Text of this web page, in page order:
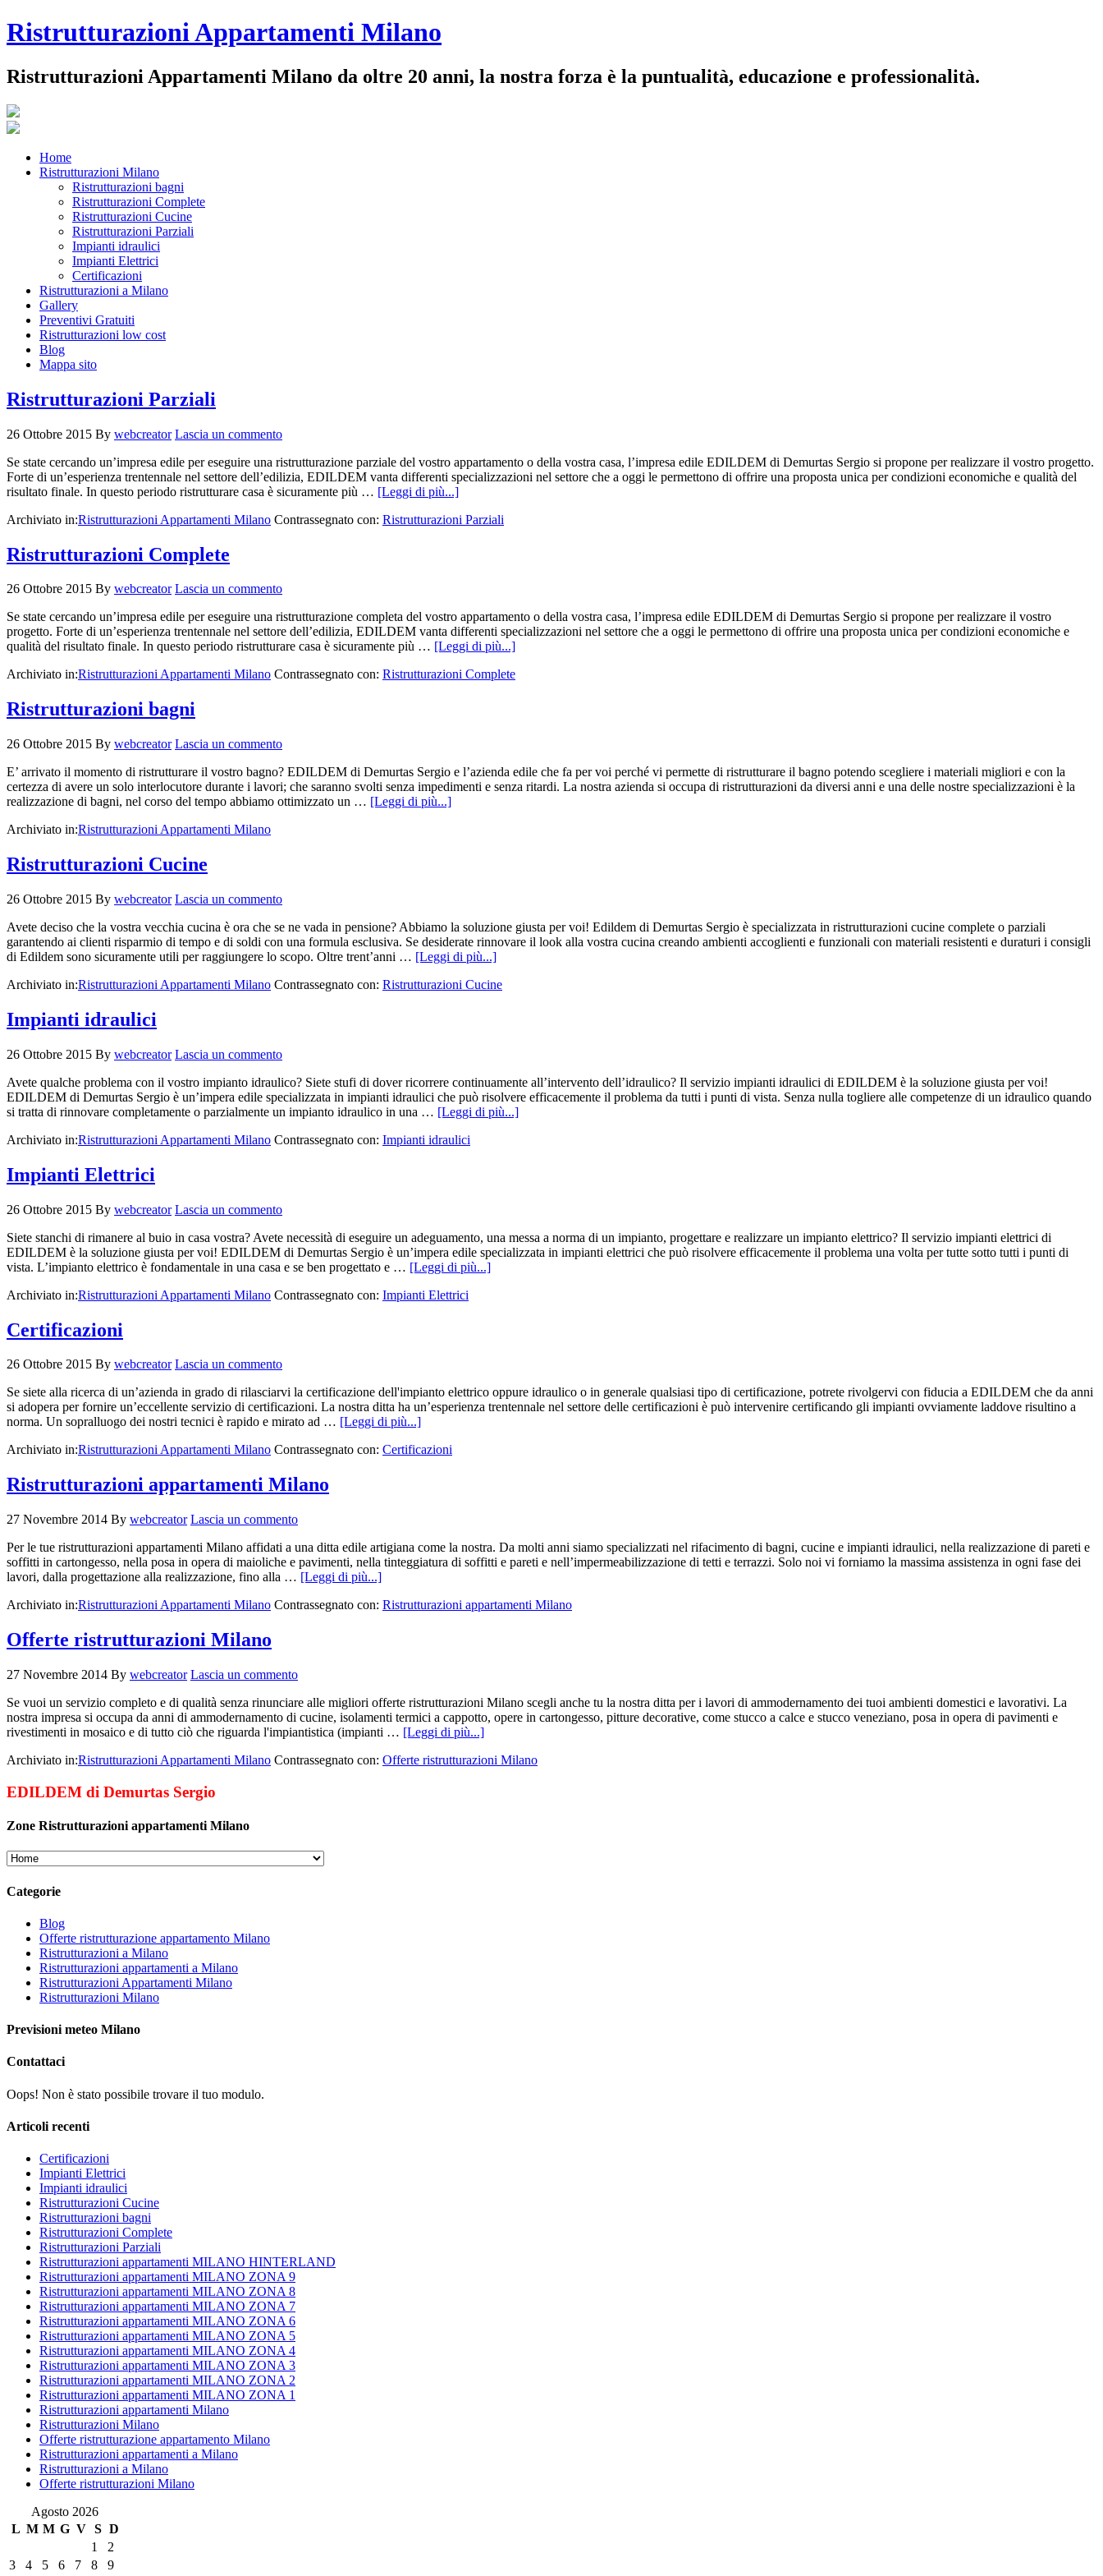
Ristrutturazioni Appartamenti Milano
Ristrutturazioni Appartamenti Milano da oltre 20 anni, la nostra forza è la puntualità, educazione e professionalità.
Home
Ristrutturazioni Milano
Ristrutturazioni bagni
Ristrutturazioni Complete
Ristrutturazioni Cucine
Ristrutturazioni Parziali
Impianti idraulici
Impianti Elettrici
Certificazioni
Ristrutturazioni a Milano
Gallery
Preventivi Gratuiti
Ristrutturazioni low cost
Blog
Mappa sito
Ristrutturazioni Parziali
26 Ottobre 2015 By webcreator Lascia un commento
Se state cercando un’impresa edile per eseguire una ristrutturazione parziale del vostro appartamento o della vostra casa, l’impresa edile EDILDEM di Demurtas Sergio si propone per realizzare il vostro progetto.
Forte di un’esperienza trentennale nel settore dell’edilizia, EDILDEM vanta differenti specializzazioni nel settore che a oggi le permettono di offrire una proposta unica per condizioni economiche e qualità del
risultato finale. In questo periodo ristrutturare casa è sicuramente più … [Leggi di più...]
Archiviato in:Ristrutturazioni Appartamenti Milano Contrassegnato con: Ristrutturazioni Parziali
Ristrutturazioni Complete
26 Ottobre 2015 By webcreator Lascia un commento
Se state cercando un’impresa edile per eseguire una ristrutturazione completa del vostro appartamento o della vostra casa, l’impresa edile EDILDEM di Demurtas Sergio si propone per realizzare il vostro
progetto. Forte di un’esperienza trentennale nel settore dell’edilizia, EDILDEM vanta differenti specializzazioni nel settore che a oggi le permettono di offrire una proposta unica per condizioni economiche e
qualità del risultato finale. In questo periodo ristrutturare casa è sicuramente più … [Leggi di più...]
Archiviato in:Ristrutturazioni Appartamenti Milano Contrassegnato con: Ristrutturazioni Complete
Ristrutturazioni bagni
26 Ottobre 2015 By webcreator Lascia un commento
E’ arrivato il momento di ristrutturare il vostro bagno? EDILDEM di Demurtas Sergio e l’azienda edile che fa per voi perché vi permette di ristrutturare il bagno potendo scegliere i materiali migliori e con la
certezza di avere un solo interlocutore durante i lavori; che saranno svolti senza impedimenti e senza ritardi. La nostra azienda si occupa di ristrutturazioni da diversi anni e una delle nostre specializzazioni è la
realizzazione di bagni, nel corso del tempo abbiamo ottimizzato un … [Leggi di più...]
Archiviato in:Ristrutturazioni Appartamenti Milano
Ristrutturazioni Cucine
26 Ottobre 2015 By webcreator Lascia un commento
Avete deciso che la vostra vecchia cucina è ora che se ne vada in pensione? Abbiamo la soluzione giusta per voi! Edildem di Demurtas Sergio è specializzata in ristrutturazioni cucine complete o parziali
garantendo ai clienti risparmio di tempo e di soldi con una formula esclusiva. Se desiderate rinnovare il look alla vostra cucina creando ambienti accoglienti e funzionali con materiali resistenti e duraturi i consigli
di Edildem sono sicuramente utili per raggiungere lo scopo. Oltre trent’anni … [Leggi di più...]
Archiviato in:Ristrutturazioni Appartamenti Milano Contrassegnato con: Ristrutturazioni Cucine
Impianti idraulici
26 Ottobre 2015 By webcreator Lascia un commento
Avete qualche problema con il vostro impianto idraulico? Siete stufi di dover ricorrere continuamente all’intervento dell’idraulico? Il servizio impianti idraulici di EDILDEM è la soluzione giusta per voi!
EDILDEM di Demurtas Sergio è un’impera edile specializzata in impianti idraulici che può risolvere efficacemente il problema da tutti i punti di vista. Senza nulla togliere alle competenze di un idraulico quando
si tratta di rinnovare completamente o parzialmente un impianto idraulico in una … [Leggi di più...]
Archiviato in:Ristrutturazioni Appartamenti Milano Contrassegnato con: Impianti idraulici
Impianti Elettrici
26 Ottobre 2015 By webcreator Lascia un commento
Siete stanchi di rimanere al buio in casa vostra? Avete necessità di eseguire un adeguamento, una messa a norma di un impianto, progettare e realizzare un impianto elettrico? Il servizio impianti elettrici di
EDILDEM è la soluzione giusta per voi! EDILDEM di Demurtas Sergio è un’impera edile specializzata in impianti elettrici che può risolvere efficacemente il problema una volta per tutte sotto tutti i punti di
vista. L’impianto elettrico è fondamentale in una casa e se ben progettato e … [Leggi di più...]
Archiviato in:Ristrutturazioni Appartamenti Milano Contrassegnato con: Impianti Elettrici
Certificazioni
26 Ottobre 2015 By webcreator Lascia un commento
Se siete alla ricerca di un’azienda in grado di rilasciarvi la certificazione dell'impianto elettrico oppure idraulico o in generale qualsiasi tipo di certificazione, potrete rivolgervi con fiducia a EDILDEM che da anni
si adopera per fornire un’eccellente servizio di certificazioni. La nostra ditta ha un’esperienza trentennale nel settore delle certificazioni è può intervenire certificando gli impianti ovviamente laddove risultino a
norma. Un sopralluogo dei nostri tecnici è rapido e mirato ad … [Leggi di più...]
Archiviato in:Ristrutturazioni Appartamenti Milano Contrassegnato con: Certificazioni
Ristrutturazioni appartamenti Milano
27 Novembre 2014 By webcreator Lascia un commento
Per le tue ristrutturazioni appartamenti Milano affidati a una ditta edile artigiana come la nostra. Da molti anni siamo specializzati nel rifacimento di bagni, cucine e impianti idraulici, nella realizzazione di pareti e
soffitti in cartongesso, nella posa in opera di maioliche e pavimenti, nella tinteggiatura di soffitti e pareti e nell’impermeabilizzazione di tetti e terrazzi. Solo noi vi forniamo la massima assistenza in ogni fase dei
lavori, dalla progettazione alla realizzazione, fino alla … [Leggi di più...]
Archiviato in:Ristrutturazioni Appartamenti Milano Contrassegnato con: Ristrutturazioni appartamenti Milano
Offerte ristrutturazioni Milano
27 Novembre 2014 By webcreator Lascia un commento
Se vuoi un servizio completo e di qualità senza rinunciare alle migliori offerte ristrutturazioni Milano scegli anche tu la nostra ditta per i lavori di ammodernamento dei tuoi ambienti domestici e lavorativi. La
nostra impresa si occupa da anni di ammodernamento di cucine, isolamenti termici a cappotto, opere in cartongesso, pitture decorative, come stucco a calce e stucco veneziano, posa in opera di pavimenti e
rivestimenti in mosaico e di tutto ciò che riguarda l'impiantistica (impianti … [Leggi di più...]
Archiviato in:Ristrutturazioni Appartamenti Milano Contrassegnato con: Offerte ristrutturazioni Milano
EDILDEM di Demurtas Sergio
Zone Ristrutturazioni appartamenti Milano
Categorie
Blog
Offerte ristrutturazione appartamento Milano
Ristrutturazioni a Milano
Ristrutturazioni appartamenti a Milano
Ristrutturazioni Appartamenti Milano
Ristrutturazioni Milano
Previsioni meteo Milano
Contattaci
Oops! Non è stato possibile trovare il tuo modulo.
Articoli recenti
Certificazioni
Impianti Elettrici
Impianti idraulici
Ristrutturazioni Cucine
Ristrutturazioni bagni
Ristrutturazioni Complete
Ristrutturazioni Parziali
Ristrutturazioni appartamenti MILANO HINTERLAND
Ristrutturazioni appartamenti MILANO ZONA 9
Ristrutturazioni appartamenti MILANO ZONA 8
Ristrutturazioni appartamenti MILANO ZONA 7
Ristrutturazioni appartamenti MILANO ZONA 6
Ristrutturazioni appartamenti MILANO ZONA 5
Ristrutturazioni appartamenti MILANO ZONA 4
Ristrutturazioni appartamenti MILANO ZONA 3
Ristrutturazioni appartamenti MILANO ZONA 2
Ristrutturazioni appartamenti MILANO ZONA 1
Ristrutturazioni appartamenti Milano
Ristrutturazioni Milano
Offerte ristrutturazione appartamento Milano
Ristrutturazioni appartamenti a Milano
Ristrutturazioni a Milano
Offerte ristrutturazioni Milano
Agosto 2026
L M M G V S D
1
2
3
4 5 6 7 8 9